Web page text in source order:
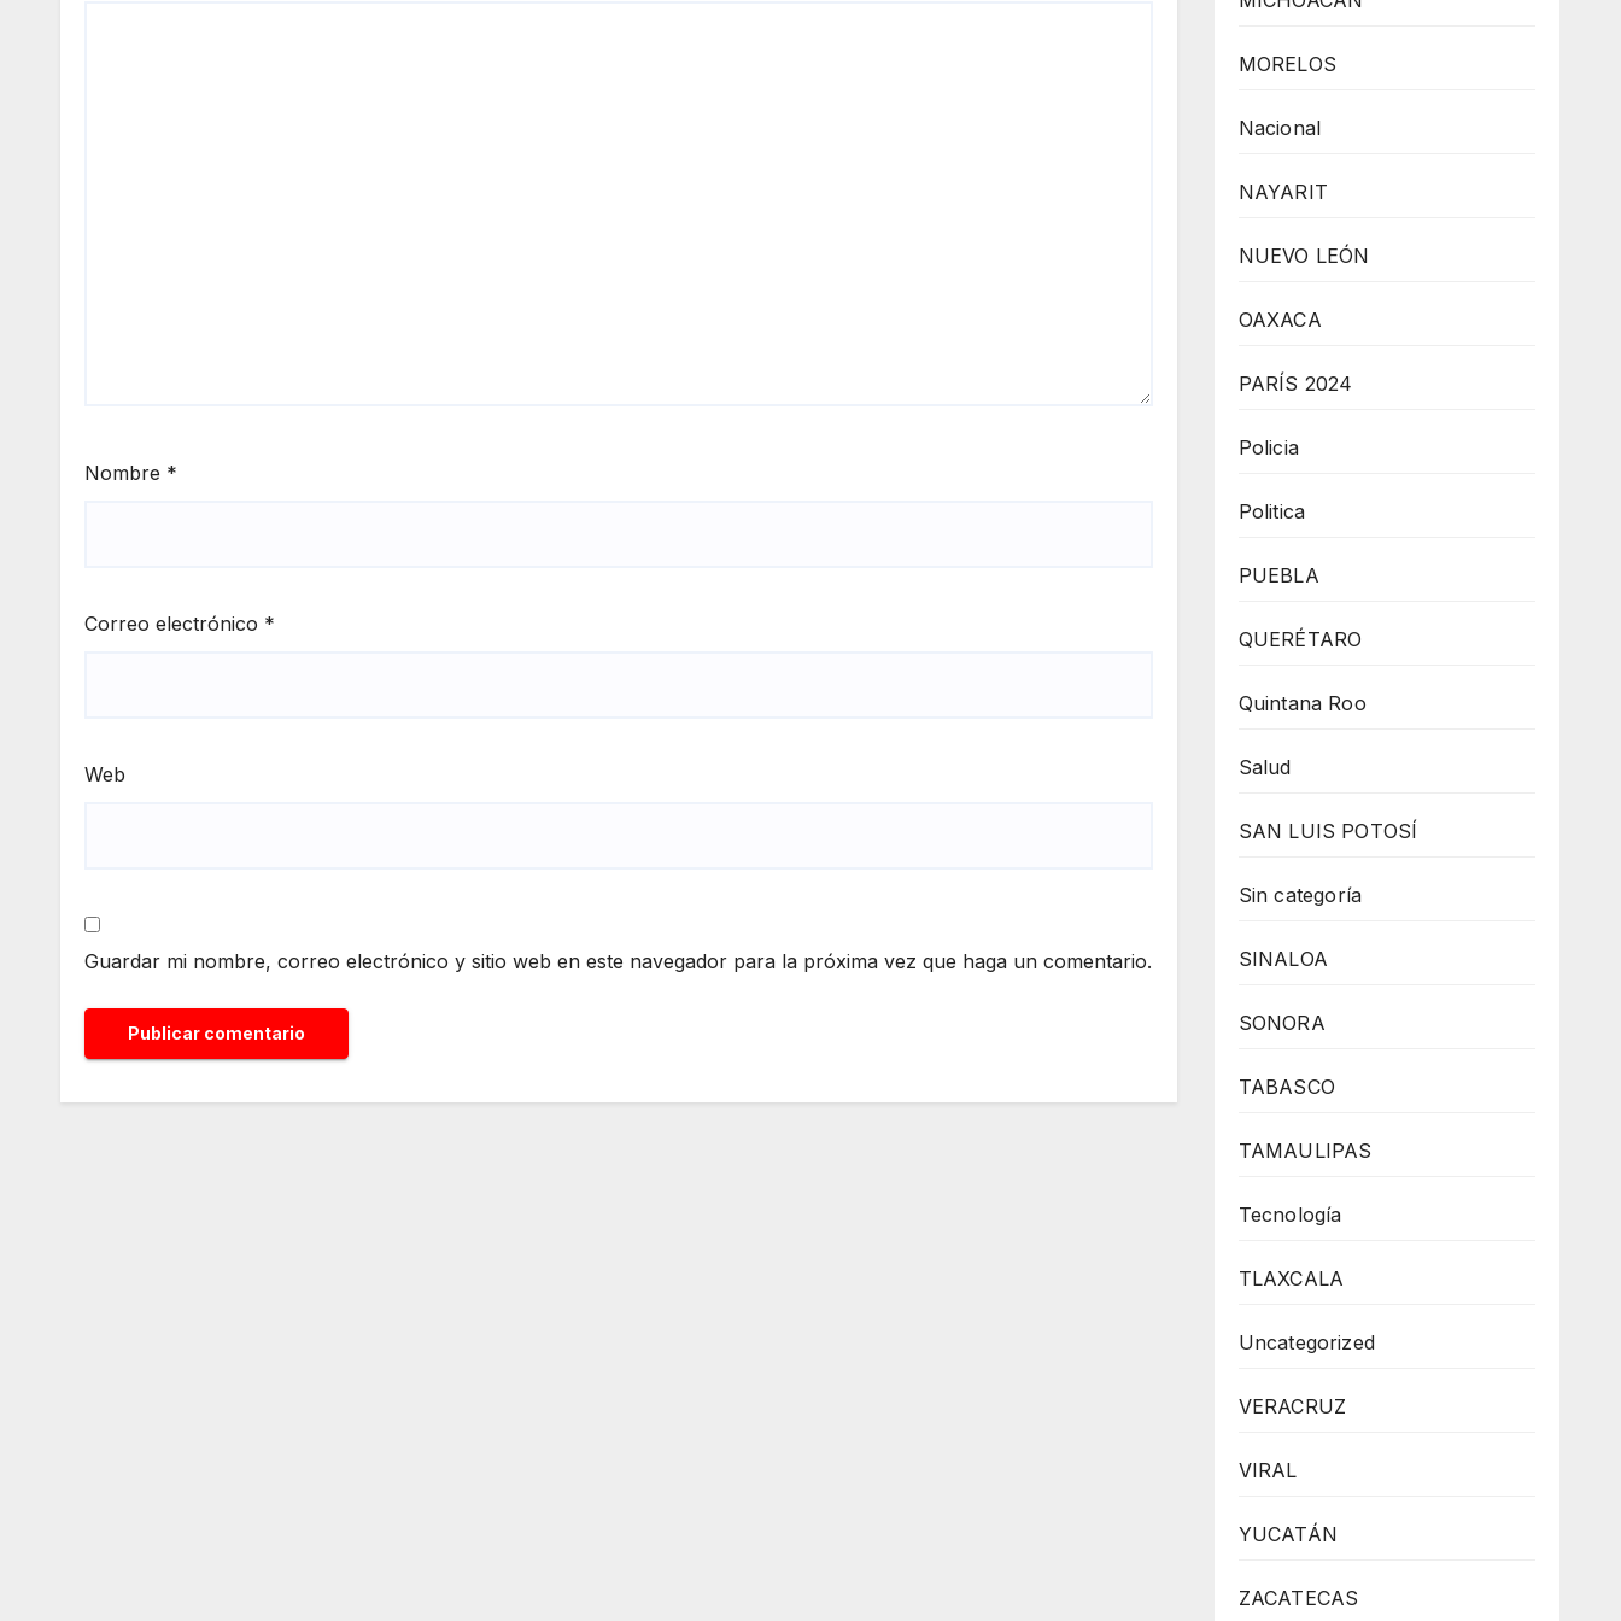
Nombre *
Correo electrónico *
Web
Guardar mi nombre, correo electrónico y sitio web en este navegador para la próxima vez que haga un comentario.
MORELOS
Nacional
NAYARIT
NUEVO LEÓN
OAXACA
PARÍS 2024
Policia
Politica
PUEBLA
QUERÉTARO
Quintana Roo
Salud
SAN LUIS POTOSÍ
Sin categoría
SINALOA
SONORA
TABASCO
TAMAULIPAS
Tecnología
TLAXCALA
Uncategorized
VERACRUZ
VIRAL
YUCATÁN
ZACATECAS